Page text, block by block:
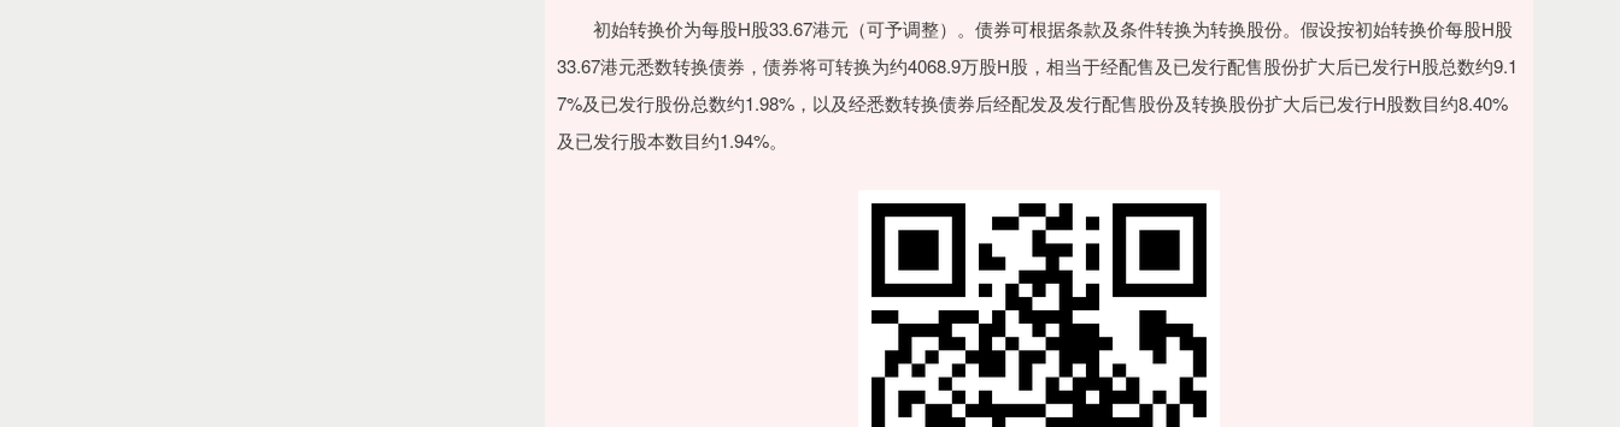
初始转换价为每股H股33.67港元（可予调整）。债券可根据条款及条件转换为转换股份。假设按初始转换价每股H股
33.67港元悉数转换债券，债券将可转换为约4068.9万股H股，相当于经配售及已发行配售股份扩大后已发行H股总数约9.1
7%及已发行股份总数约1.98%，以及经悉数转换债券后经配发及发行配售股份及转换股份扩大后已发行H股数目约8.40%
及已发行股本数目约1.94%。